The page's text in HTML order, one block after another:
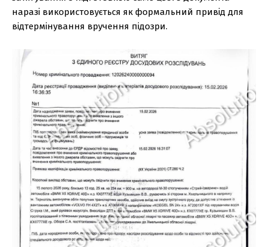
наразі використовується як формальний привід для
відтермінування вручення підозри.